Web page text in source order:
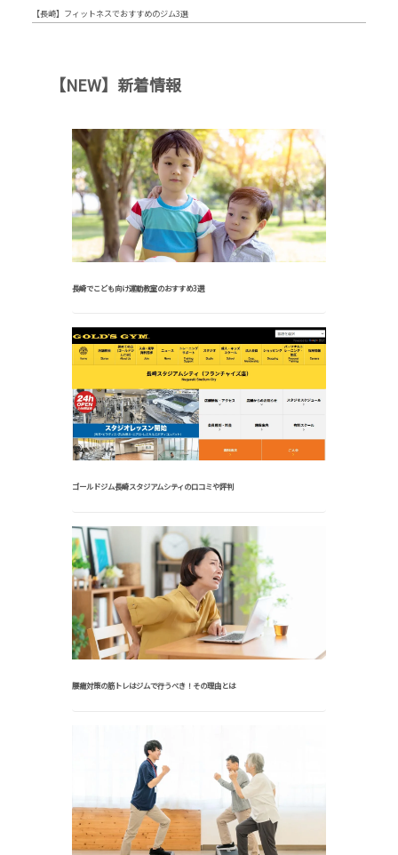
【長崎】フィットネスでおすすめのジム3選
【NEW】新着情報
長崎でこども向け運動教室のおすすめ3選
ゴールドジム長崎スタジアムシティの口コミや評判
腰痛対策の筋トレはジムで行うべき！その理由とは